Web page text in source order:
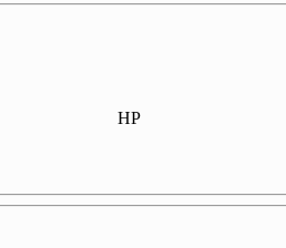
HP